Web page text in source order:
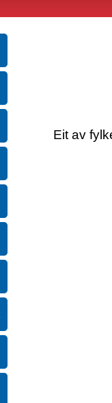
Eit av